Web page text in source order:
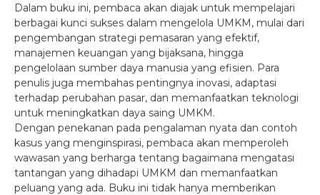
Dalam buku ini, pembaca akan diajak untuk mempelajari
berbagai kunci sukses dalam mengelola UMKM, mulai dari
pengembangan strategi pemasaran yang efektif,
manajemen keuangan yang bijaksana, hingga
pengelolaan sumber daya manusia yang efisien. Para
penulis juga membahas pentingnya inovasi, adaptasi
terhadap perubahan pasar, dan memanfaatkan teknologi
untuk meningkatkan daya saing UMKM.
Dengan penekanan pada pengalaman nyata dan contoh
kasus yang menginspirasi, pembaca akan memperoleh
wawasan yang berharga tentang bagaimana mengatasi
tantangan yang dihadapi UMKM dan memanfaatkan
peluang yang ada. Buku ini tidak hanya memberikan